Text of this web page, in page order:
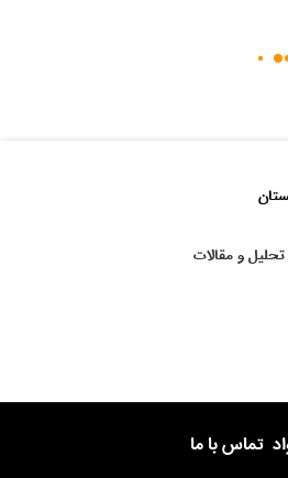
تحلیل و مقالات
تماس با ما